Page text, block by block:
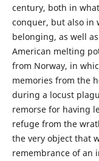
century, both in
conquer, but also in
belonging, as well
American melting
from Norway, in
memories from the
during a locust
remorse for having
refuge from the
the very object that
remembrance of an